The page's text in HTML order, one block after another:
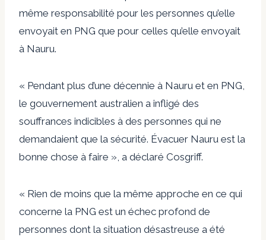
même responsabilité pour les personnes qu’elle
envoyait en PNG que pour celles qu’elle envoyait
à Nauru.
« Pendant plus d’une décennie à Nauru et en PNG,
le gouvernement australien a infligé des
souffrances indicibles à des personnes qui ne
demandaient que la sécurité. Évacuer Nauru est la
bonne chose à faire », a déclaré Cosgriff.
« Rien de moins que la même approche en ce qui
concerne la PNG est un échec profond de
personnes dont la situation désastreuse a été